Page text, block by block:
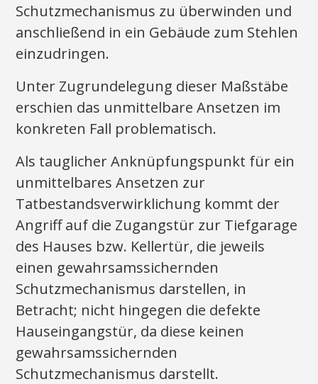
Schutzmechanismus zu überwinden und
anschließend in ein Gebäude zum Stehlen
einzudringen.
Unter Zugrundelegung dieser Maßstäbe
erschien das unmittelbare Ansetzen im
konkreten Fall problematisch.
Als tauglicher Anknüpfungspunkt für ein
unmittelbares Ansetzen zur
Tatbestandsverwirklichung kommt der
Angriff auf die Zugangstür zur Tiefgarage
des Hauses bzw. Kellertür, die jeweils
einen gewahrsamssichernden
Schutzmechanismus darstellen, in
Betracht; nicht hingegen die defekte
Hauseingangstür, da diese keinen
gewahrsamssichernden
Schutzmechanismus darstellt.